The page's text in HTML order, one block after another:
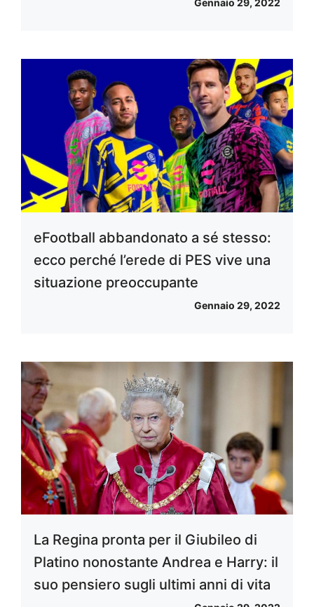
Gennaio 29, 2022
eFootball abbandonato a sé stesso:
ecco perché l’erede di PES vive una
situazione preoccupante
Gennaio 29, 2022
La Regina pronta per il Giubileo di
Platino nonostante Andrea e Harry: il
suo pensiero sugli ultimi anni di vita